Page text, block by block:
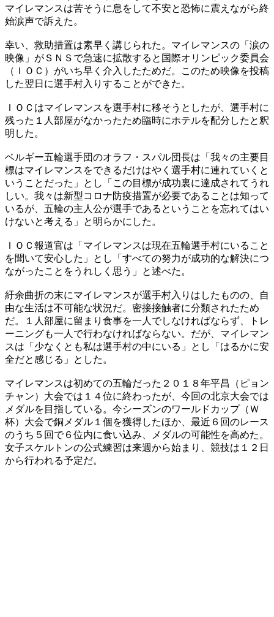
マイレマンスは苦そうに息をして不安と恐怖に震えながら終
始涙声で訴えた。
幸い、救助措置は素早く講じられた。マイレマンスの「涙の
映像」がＳＮＳで急速に拡散すると国際オリンピック委員会
（ＩＯＣ）がいち早く介入したためだ。このため映像を投稿
した翌日に選手村入りすることができた。
ＩＯＣはマイレマンスを選手村に移そうとしたが、選手村に
残った１人部屋がなかったため臨時にホテルを配分したと釈
明した。
ベルギー五輪選手団のオラフ・スパル団長は「我々の主要目
標はマイレマンスをできるだけはやく選手村に連れていくと
いうことだった」とし「この目標が成功裏に達成されてうれ
しい。我々は新型コロナ防疫措置が必要であることは知って
いるが、五輪の主人公が選手であるということを忘れてはい
けないと考える」と明らかにした。
ＩＯＣ報道官は「マイレマンスは現在五輪選手村にいること
を聞いて安心した」とし「すべての努力が成功的な解決につ
ながったことをうれしく思う」と述べた。
紆余曲折の末にマイレマンスが選手村入りはしたものの、自
由な生活は不可能な状況だ。密接接触者に分類されたため
だ。１人部屋に留まり食事を一人でしなければならず、トレ
ーニングも一人で行わなければならない。だが、マイレマン
スは「少なくとも私は選手村の中にいる」とし「はるかに安
全だと感じる」とした。
マイレマンスは初めての五輪だった２０１８年平昌（ピョン
チャン）大会では１４位に終わったが、今回の北京大会では
メダルを目指している。今シーズンのワールドカップ（Ｗ
杯）大会で銅メダル１個を獲得したほか、最近６回のレース
のうち５回で６位内に食い込み、メダルの可能性を高めた。
女子スケルトンの公式練習は来週から始まり、競技は１２日
から行われる予定だ。